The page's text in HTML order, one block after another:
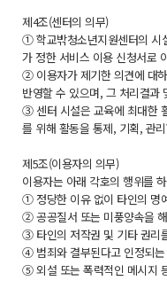
제4조(센터의 의무)
① 학교밖청소년지원센터의 시
가 정한 서비스 이용 신청서로
② 이용자가 제기한 의견에 대
반영할 수 있으며, 그 처리결과
③ 센터 시설은 교육에 최대한
를 위해 활동을 통제, 기획, 관
제5조(이용자의 의무)
이용자는 아래 각호의 행위를
① 정당한 이유 없이 타인의 명
② 공공질서 또는 미풍양속을
③ 타인의 저작권 및 기타 권리
④ 범죄와 결부된다고 인정되는
⑤ 외설 또는 폭력적인 메시지